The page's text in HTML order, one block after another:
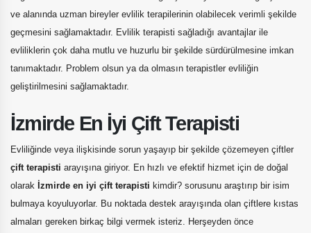
ve alanında uzman bireyler evlilik terapilerinin olabilecek verimli şekilde
geçmesini sağlamaktadır. Evlilik terapisti sağladığı avantajlar ile
evliliklerin çok daha mutlu ve huzurlu bir şekilde sürdürülmesine imkan
tanımaktadır. Problem olsun ya da olmasın terapistler evliliğin
geliştirilmesini sağlamaktadır.
İzmirde En İyi Çift Terapisti
Evliliğinde veya ilişkisinde sorun yaşayıp bir şekilde çözemeyen çiftler
çift terapisti arayışına giriyor. En hızlı ve efektif hizmet için de doğal
olarak İzmirde en iyi çift terapisti kimdir? sorusunu araştırıp bir isim
bulmaya koyuluyorlar. Bu noktada destek arayışında olan çiftlere kıstas
almaları gereken birkaç bilgi vermek isteriz. Herşeyden önce